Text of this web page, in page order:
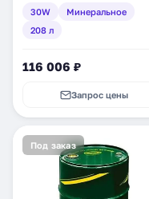
30W
Минеральное
208 л
116 006 ₽
Запрос цены
Под заказ